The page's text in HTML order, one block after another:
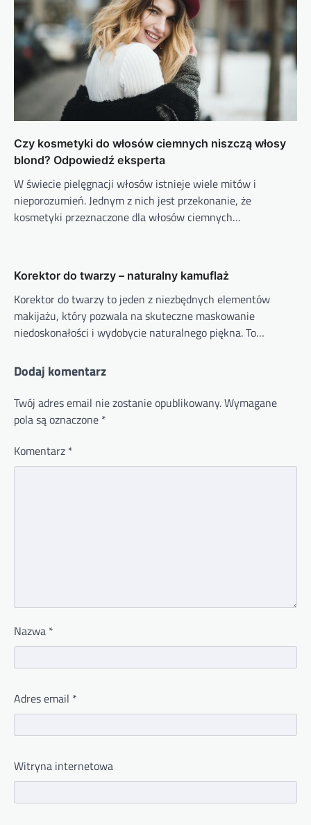
Czy kosmetyki do włosów ciemnych niszczą włosy
blond? Odpowiedź eksperta
W świecie pielęgnacji włosów istnieje wiele mitów i
nieporozumień. Jednym z nich jest przekonanie, że
kosmetyki przeznaczone dla włosów ciemnych…
Korektor do twarzy – naturalny kamuflaż
Korektor do twarzy to jeden z niezbędnych elementów
makijażu, który pozwala na skuteczne maskowanie
niedoskonałości i wydobycie naturalnego piękna. To…
Dodaj komentarz
Twój adres email nie zostanie opublikowany.Wymagane
pola są oznaczone *
Komentarz *
Nazwa *
Adres email *
Witryna internetowa